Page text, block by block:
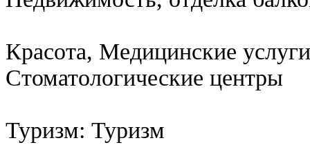
Красота, Медицинские
Стоматологические центры
Туризм: Туризм